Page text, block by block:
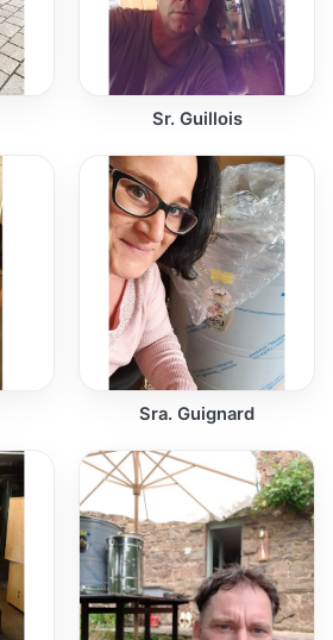
Sr. Guillois
Sra. Guignard